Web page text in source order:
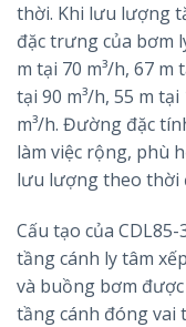
thời. Khi lưu lượng
đặc trưng của bơm
m tại 70 m³/h, 67 m
tại 90 m³/h, 55 m
m³/h. Đường đặc
làm việc rộng, phù
lưu lượng theo thời
Cấu tạo của
tầng cánh ly tâm
và buồng bơm
tầng cánh đóng vai